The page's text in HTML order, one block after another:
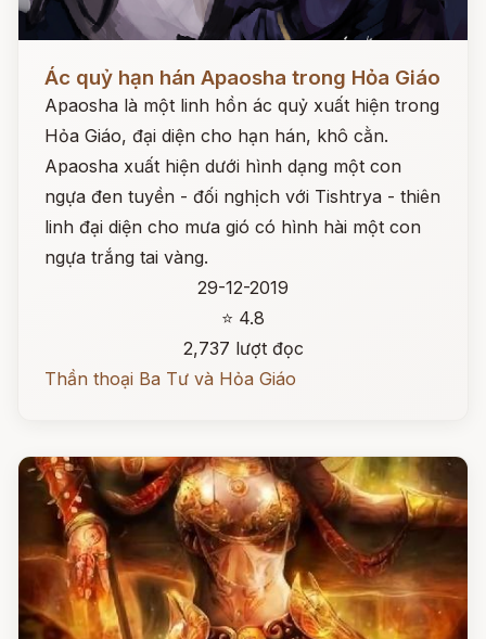
Đọc ngay
Ác quỷ hạn hán Apaosha trong Hỏa Giáo
Apaosha là một linh hồn ác quỷ xuất hiện trong
Hỏa Giáo, đại diện cho hạn hán, khô cằn.
Apaosha xuất hiện dưới hình dạng một con
ngựa đen tuyền - đối nghịch với Tishtrya - thiên
linh đại diện cho mưa gió có hình hài một con
ngựa trắng tai vàng.
29-12-2019
⭐ 4.8
2,737 lượt đọc
Thần thoại Ba Tư và Hỏa Giáo